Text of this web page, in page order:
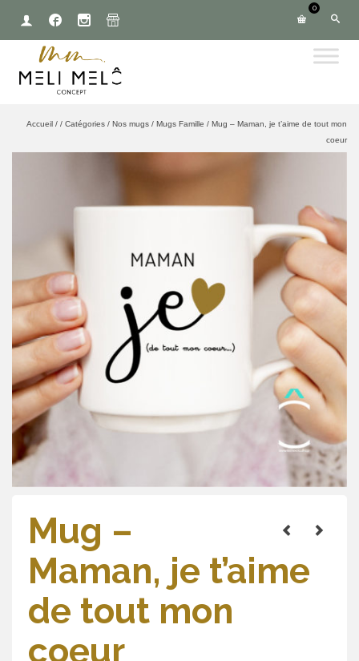
0
Accueil / / Catégories / Nos mugs / Mugs Famille / Mug – Maman, je t’aime de tout mon
coeur
Mug –
Maman, je t’aime
de tout mon
coeur